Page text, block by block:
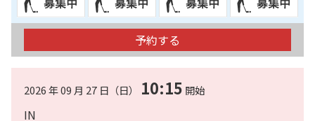
予約する
2026 年 09 月 27 日（日） 10:15 開始
IN